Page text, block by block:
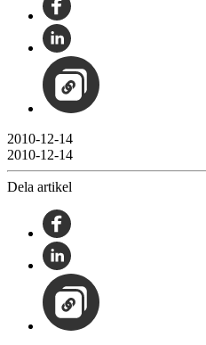
2010-12-14
2010-12-14
Dela artikel